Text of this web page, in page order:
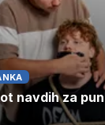
navdih za